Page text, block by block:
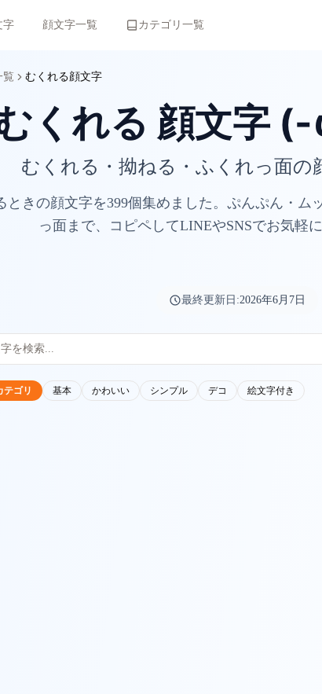
字 顔文字一覧 カテゴリ一覧
覧 むくれる顔文字
くれる 顔文字
むくれる・拗ねる・ふくれっ面の
ときの顔文字を399個集めました。ぷんぷん・ム
っ面まで、コピペしてLINEやSNSでお気軽
最終更新日:2026年6月7日
テゴリ 基本 かわいい シンプル デコ 絵文字付き